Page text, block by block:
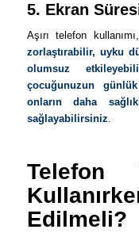
5. Ekran
Aşırı telefon
zorlaştırabilir, uyku
olumsuz
çocuğunuzun
onların daha
sağlayabilirsiniz.
Telefon
Edilmeli?